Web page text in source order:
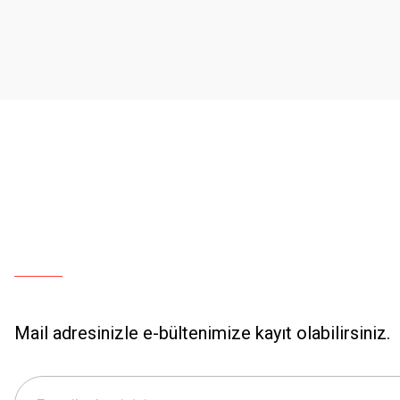
Mail adresinizle e-bültenimize kayıt olabilirsiniz.